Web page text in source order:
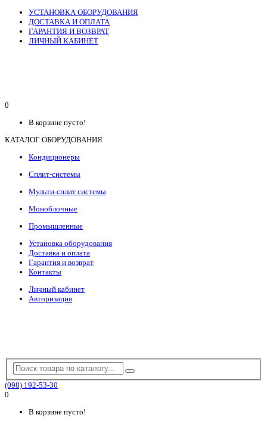
УСТАНОВКА ОБОРУДОВАНИЯ
ДОСТАВКА И ОПЛАТА
ГАРАНТИЯ И ВОЗВРАТ
ЛИЧНЫЙ КАБИНЕТ
0
В корзине пусто!
КАТАЛОГ ОБОРУДОВАНИЯ
Кондиционеры
Сплит-системы
Мульти-сплит системы
Моноблочные
Промышленные
Установка оборудования
Доставка и оплата
Гарантия и возврат
Контакты
Личный кабинет
Авторизация
(098) 192-53-30
0
В корзине пусто!